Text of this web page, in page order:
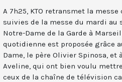
A 7h25, KTO retransmet la
suivies de la messe du mardi
Notre-Dame de la Garde à
quotidienne est proposée grâce
Dame, le père Olivier Spinosa, et
Aveline, qui ont bien voulu
ceux de la chaîne de télévision